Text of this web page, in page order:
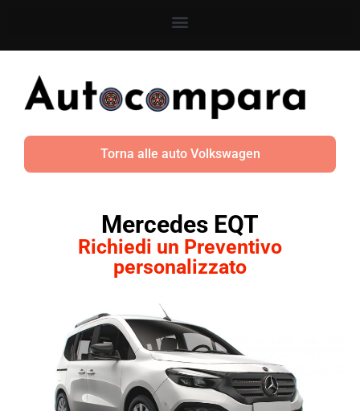
Torna alle auto Volkswagen
Mercedes EQT
Richiedi un Preventivo
personalizzato